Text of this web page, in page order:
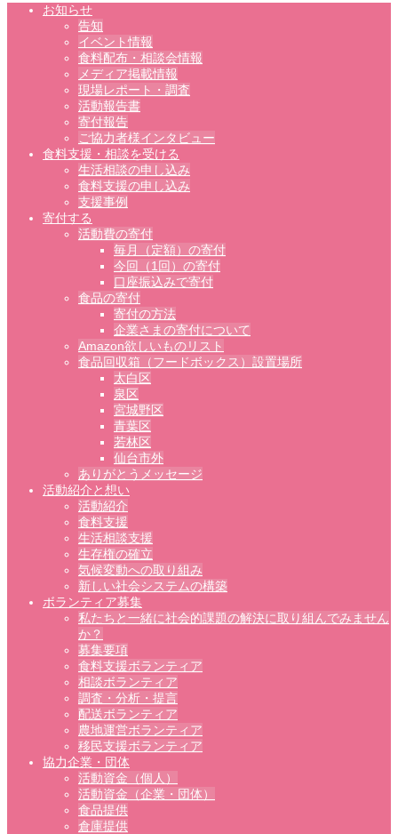
お知らせ
告知
イベント情報
食料配布・相談会情報
メディア掲載情報
現場レポート・調査
活動報告書
寄付報告
ご協力者様インタビュー
食料支援・相談を受ける
生活相談の申し込み
食料支援の申し込み
支援事例
寄付する
活動費の寄付
毎月（定額）の寄付
今回（1回）の寄付
口座振込みで寄付
食品の寄付
寄付の方法
企業さまの寄付について
Amazon欲しいものリスト
食品回収箱（フードボックス）設置場所
太白区
泉区
宮城野区
青葉区
若林区
仙台市外
ありがとうメッセージ
活動紹介と想い
活動紹介
食料支援
生活相談支援
生存権の確立
気候変動への取り組み
新しい社会システムの構築
ボランティア募集
私たちと一緒に社会的課題の解決に取り組んでみません
か？
募集要項
食料支援ボランティア
相談ボランティア
調査・分析・提言
配送ボランティア
農地運営ボランティア
移民支援ボランティア
協力企業・団体
活動資金（個人）
活動資金（企業・団体）
食品提供
倉庫提供